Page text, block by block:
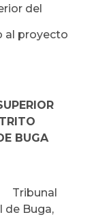
del
al proyecto
BUGA
de Buga,